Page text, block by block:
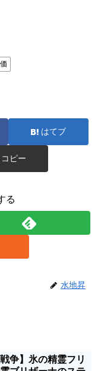
はてブ
コピー
る
水地昇
争】氷の精霊フリ